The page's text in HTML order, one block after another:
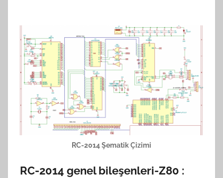
RC-2014 Şematik Çizimi
RC-2014 genel bileşenleri-Z80 :